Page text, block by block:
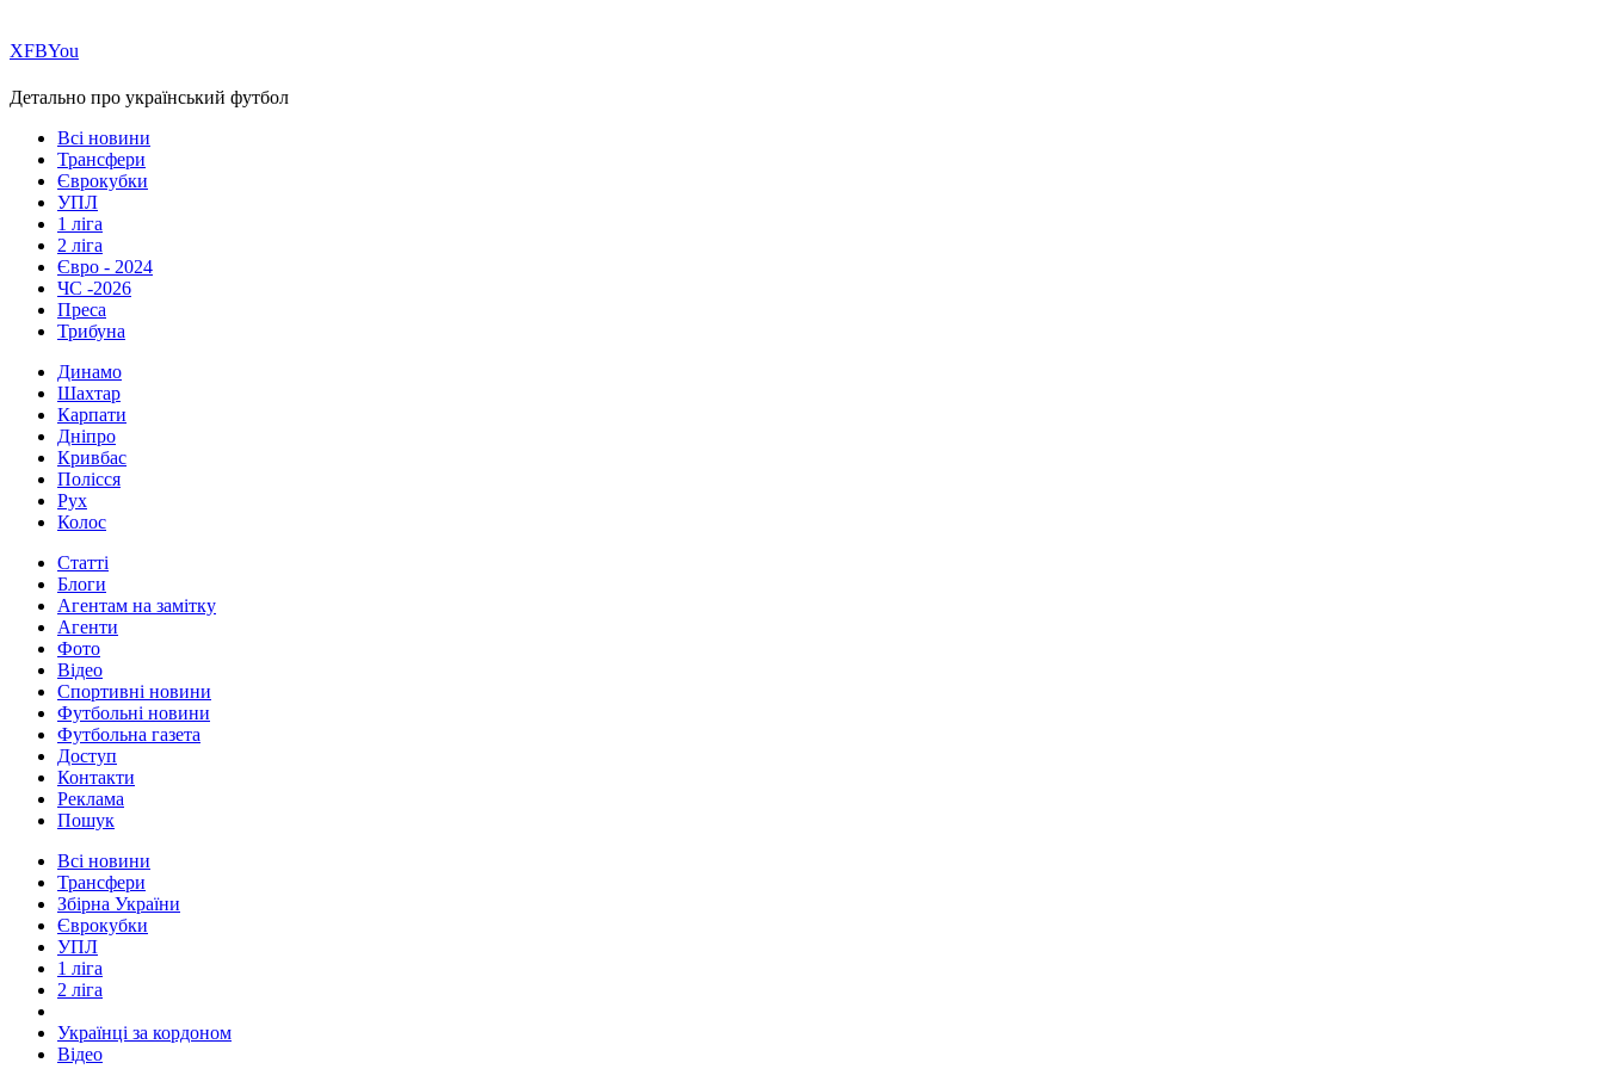
ХFBYou
Детально про український футбол
Всі новини
Трансфери
Єврокубки
УПЛ
1 ліга
2 ліга
Євро - 2024
ЧС -2026
Преса
Трибуна
Динамо
Шахтар
Карпати
Дніпро
Кривбас
Полісся
Рух
Колос
Статті
Блоги
Агентам на замітку
Агенти
Фото
Відео
Спортивні новини
Футбольні новини
Футбольна газета
Доступ
Контакти
Реклама
Пошук
Всі новини
Трансфери
Збірна України
Єврокубки
УПЛ
1 ліга
2 ліга
Українці за кордоном
Відео